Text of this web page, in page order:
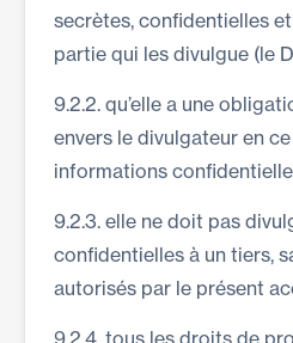
secrètes, confidentielles
partie qui les divulgue (le
9.2.2. qu’elle a une
envers le divulgateur en
informations
9.2.3. elle ne doit pas
confidentielles à un tiers,
autorisés par le présent
9.2.4. tous les droits de